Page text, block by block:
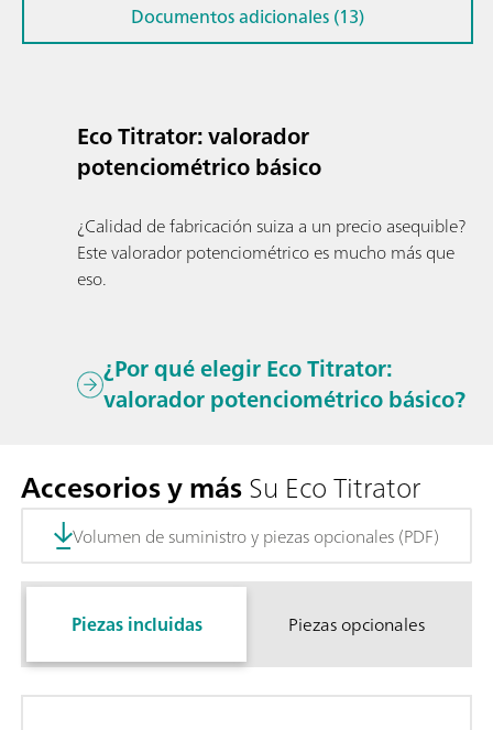
Eco Titrator: valorador
potenciométrico básico
¿Calidad de fabricación suiza a un precio asequible?
Este valorador potenciométrico es mucho más que
eso.
¿Por qué elegir Eco Titrator:
valorador potenciométrico básico?
Documentos adicionales (13)
Accesorios y másSu Eco Titrator
Volumen de suministro y piezas opcionales (PDF)
Piezas incluidas Piezas opcionales